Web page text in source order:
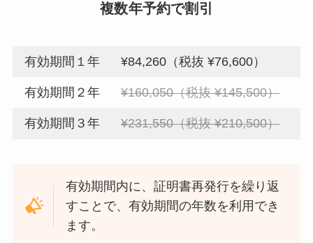
複数年予約で割引
有効期間１年 ¥84,260（税抜 ¥76,600）
有効期間２年 ¥160,050（税抜 ¥145,500）
有効期間３年 ¥231,550（税抜 ¥210,500）
有効期間内に、証明書再発行を繰り返
すことで、有効期間の年数を利用でき
ます。